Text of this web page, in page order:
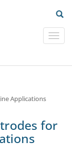
Applications
for